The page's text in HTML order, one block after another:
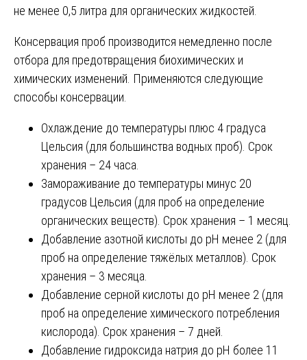
не менее 0,5 литра для органических жидкостей.
Консервация проб производится немедленно после
отбора для предотвращения биохимических и
химических изменений. Применяются следующие
способы консервации.
Охлаждение до температуры плюс 4 градуса
Цельсия (для большинства водных проб). Срок
хранения – 24 часа.
Замораживание до температуры минус 20
градусов Цельсия (для проб на определение
органических веществ). Срок хранения – 1 месяц.
Добавление азотной кислоты до pH менее 2 (для
проб на определение тяжёлых металлов). Срок
хранения – 3 месяца.
Добавление серной кислоты до pH менее 2 (для
проб на определение химического потребления
кислорода). Срок хранения – 7 дней.
Добавление гидроксида натрия до pH более 11